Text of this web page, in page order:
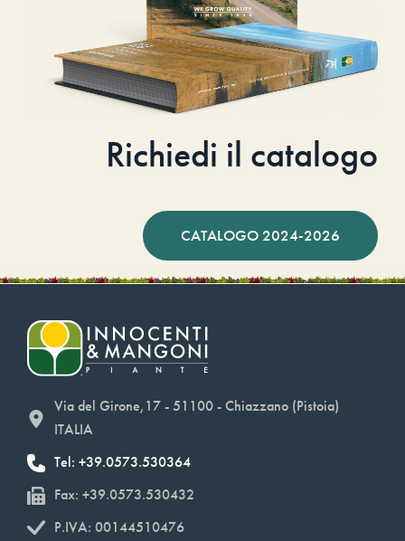
Richiedi il catalogo
CATALOGO 2024-2026
Via del Girone,17 - 51100 - Chiazzano (Pistoia)
ITALIA
Tel: +39.0573.530364
Fax: +39.0573.530432
P.IVA: 00144510476